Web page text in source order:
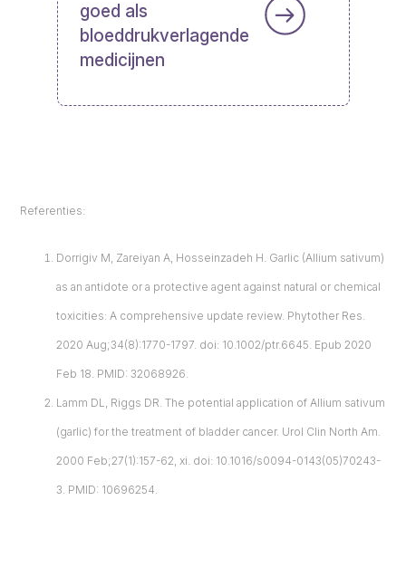
goed als
bloeddrukverlagende
medicijnen
Referenties:
Dorrigiv M, Zareiyan A, Hosseinzadeh H. Garlic (Allium sativum)
as an antidote or a protective agent against natural or chemical
toxicities: A comprehensive update review. Phytother Res.
2020 Aug;34(8):1770-1797. doi: 10.1002/ptr.6645. Epub 2020
Feb 18. PMID: 32068926.
Lamm DL, Riggs DR. The potential application of Allium sativum
(garlic) for the treatment of bladder cancer. Urol Clin North Am.
2000 Feb;27(1):157-62, xi. doi: 10.1016/s0094-0143(05)70243-
3. PMID: 10696254.